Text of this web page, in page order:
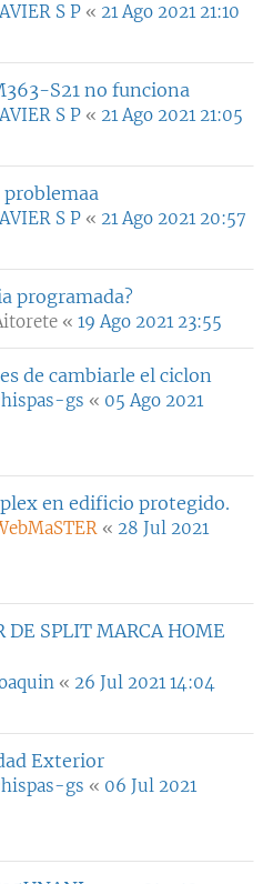
S P « 21 Ago 2021 21:10
S21 no funciona
S P « 21 Ago 2021 21:05
problemaa
S P « 21 Ago 2021 20:57
programada?
« 19 Ago 2021 23:55
de cambiarle el ciclon
gs « 05 Ago 2021
en edificio protegido.
« 28 Jul 2021
DE SPLIT MARCA HOME
« 26 Jul 2021 14:04
Exterior
gs « 06 Jul 2021